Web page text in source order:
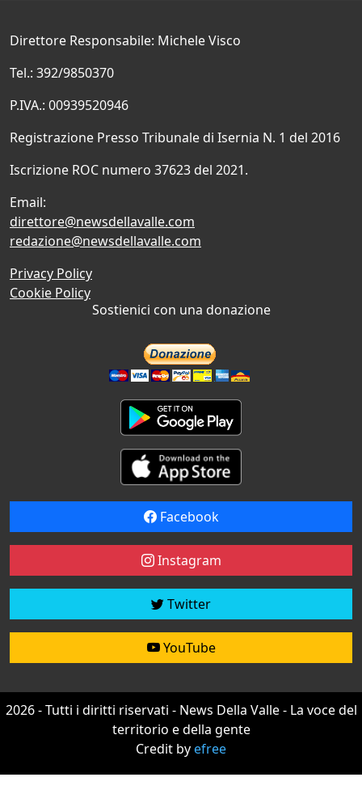
Direttore Responsabile: Michele Visco
Tel.: 392/9850370
P.IVA.: 00939520946
Registrazione Presso Tribunale di Isernia N. 1 del 2016
Iscrizione ROC numero 37623 del 2021.
Email:
direttore@newsdellavalle.com
redazione@newsdellavalle.com
Privacy Policy
Cookie Policy
Sostienici con una donazione
Facebook
Instagram
Twitter
YouTube
2026 - Tutti i diritti riservati - News Della Valle - La voce del
territorio e della gente
Credit byefree